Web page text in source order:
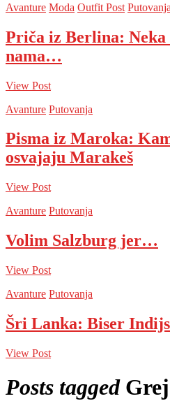
Avanture Moda Outfit Post Putovanja
Priča iz Berlina: Neka
nama…
View Post
Avanture Putovanja
Pisma iz Maroka:
osvajaju Marakeš
View Post
Avanture Putovanja
Volim Salzburg jer…
View Post
Avanture Putovanja
Šri Lanka: Biser
View Post
Posts tagged